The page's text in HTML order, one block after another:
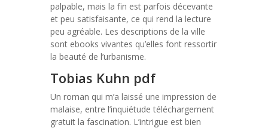
palpable, mais la fin est parfois décevante
et peu satisfaisante, ce qui rend la lecture
peu agréable. Les descriptions de la ville
sont ebooks vivantes qu’elles font ressortir
la beauté de l’urbanisme.
Tobias Kuhn pdf
Un roman qui m’a laissé une impression de
malaise, entre l’inquiétude téléchargement
gratuit la fascination. L’intrigue est bien